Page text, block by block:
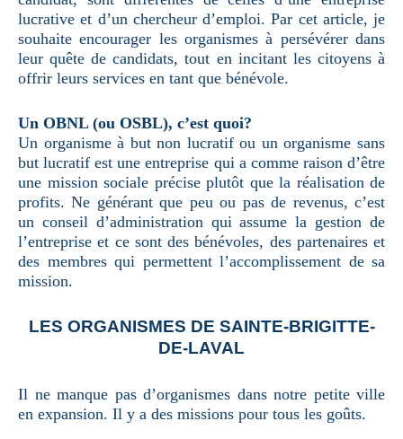
lucrative et d’un chercheur d’emploi. Par cet article, je
souhaite encourager les organismes à persévérer dans
leur quête de candidats, tout en incitant les citoyens à
offrir leurs services en tant que bénévole.
Un OBNL (ou OSBL), c’est quoi?
Un organisme à but non lucratif ou un organisme sans
but lucratif est une entreprise qui a comme raison d’être
une mission sociale précise plutôt que la réalisation de
profits. Ne générant que peu ou pas de revenus, c’est
un conseil d’administration qui assume la gestion de
l’entreprise et ce sont des bénévoles, des partenaires et
des membres qui permettent l’accomplissement de sa
mission.
LES ORGANISMES DE SAINTE-BRIGITTE-
DE-LAVAL
Il ne manque pas d’organismes dans notre petite ville
en expansion. Il y a des missions pour tous les goûts.